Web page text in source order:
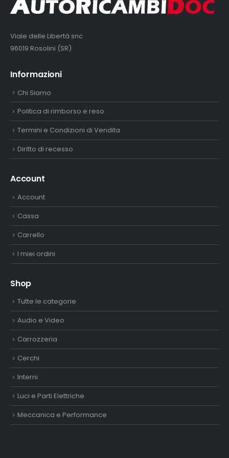
Viale delle Libertà snc
96019 Rosolini (SR)
Informazioni
Chi Siamo
Politica di rimborso e reso
Termini e Condizioni di Vendita
Diritto di recesso
Account
Account
Cassa
Carrello
I miei ordini
Shop
Tutte le categorie
Audio e Video
Carrozzeria
Cerchi
Interni
Luci e Parti Elettriche
Meccanica e Performance